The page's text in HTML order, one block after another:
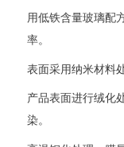
用低铁含量玻璃配
率。
表面采用纳米材料
产品表面进行绒化
染。